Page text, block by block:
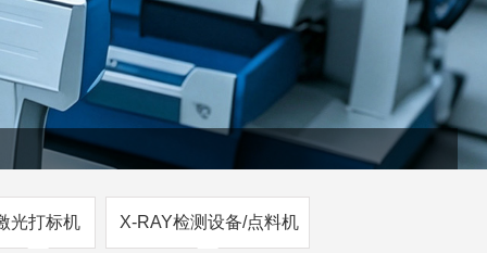
光打标机 X-RAY检测设备/点料机